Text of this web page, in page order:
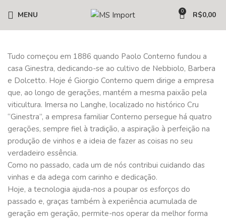
MENU 0 R$0,00
Tudo começou em 1886 quando Paolo Conterno fundou a
casa Ginestra, dedicando-se ao cultivo de Nebbiolo, Barbera
e Dolcetto. Hoje é Giorgio Conterno quem dirige a empresa
que, ao longo de gerações, mantém a mesma paixão pela
viticultura. Imersa no Langhe, localizado no histórico Cru
“Ginestra”, a empresa familiar Conterno persegue há quatro
gerações, sempre fiel à tradição, a aspiração à perfeição na
produção de vinhos e a ideia de fazer as coisas no seu
verdadeiro essência.
Como no passado, cada um de nós contribui cuidando das
vinhas e da adega com carinho e dedicação.
Hoje, a tecnologia ajuda-nos a poupar os esforços do
passado e, graças também à experiência acumulada de
geração em geração, permite-nos operar da melhor forma